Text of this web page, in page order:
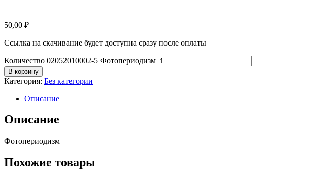
50,00 ₽
Ссылка на скачивание будет доступна сразу после оплаты
Количество 02052010002-5 Фотопериодизм
В корзину
Категория: Без категории
Описание
Описание
Фотопериодизм
Похожие товары